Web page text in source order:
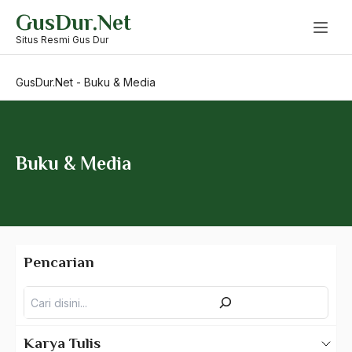
content
GusDur.Net
Situs Resmi Gus Dur
GusDur.Net - Buku & Media
Buku & Media
Pencarian
Karya Tulis